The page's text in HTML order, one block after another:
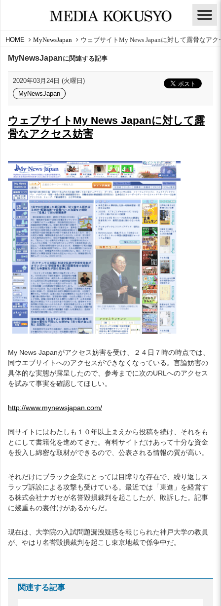
HOME MyNewsJapan ウェブサイトMy News Japanに対して露骨なアク
MyNewsJapanに関連する記事
2020年03月24日 (火曜日)
MyNewsJapan
ウェブサイトMy News Japanに対して露
骨なアクセス妨害
My News Japanがアクセス妨害を受け、２４日７時の時点では、
同ウエブサイトへのアクセスができなくなっている。言論妨害の
具体的な実態が露呈したので、参考までに次のURLへのアクセス
を試みて事実を確認してほしい。
http://www.mynewsjapan.com/
同サイトにはわたしも１０年以上まえから投稿を続け、それをも
とにして書籍化を進めてきた。有料サイトだけあって十分な資金
を投入し綿密な取材ができるので、公表される情報の質が高い。
それだけにブラック企業にとっては目障りな存在で、繰り返しス
ラップ訴訟による攻撃も受けている。最近では「東進」を経営す
る株式会社ナガセが名誉毀損裁判を起こしたが、敗訴した。記事
に幾重もの裏付けがあるからだ。
現在は、大学院の入試問題漏洩疑惑を報じられた神戸大学の教員
が、やはり名誉毀損裁判を起こし東京地裁で係争中だ。
関連する記事